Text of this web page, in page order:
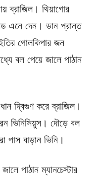
ব্রাজিল। থিয়াগোর
এনে দেন। ডান প্রান্ত
গোলকিপার জন
বল পেয়ে জালে পাঠান
দ্বিগুণ করে ব্রাজিল।
ভিনিসিয়ুস। দৌড়ে বল
পাস বাড়ান ভিনি।
পাঠান ম্যানচেস্টার